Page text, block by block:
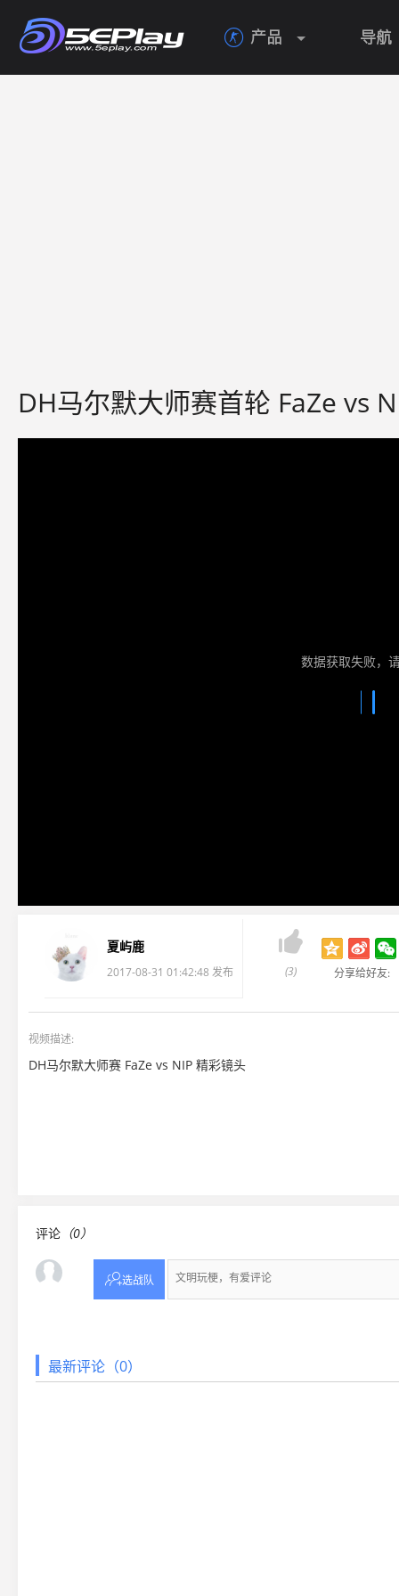
 产品 导航
DH马尔默大师赛首轮 FaZe vs
数据获取失败，
夏屿鹿
2017-08-31 01:42:48 发布

(3) 分享给好友:
视频描述:
DH马尔默大师赛 FaZe vs NIP 精彩镜头
评论 （0）
选战队
最新评论（0）